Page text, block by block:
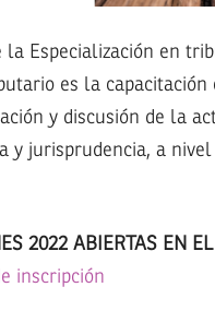
la Especialización en
es la capacitación
y discusión de la
y jurisprudencia, a nivel
2022 ABIERTAS EN EL
inscripción